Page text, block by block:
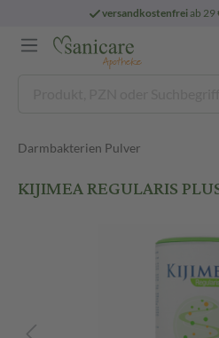
versandkostenfreiab 29
Darmbakterien Pulver
KIJIMEA REGULARIS